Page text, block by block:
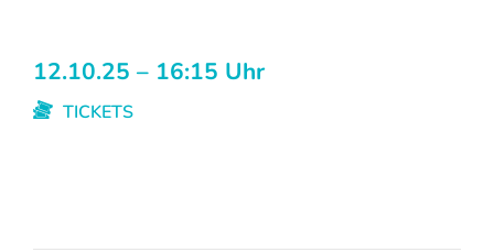
12.10.25 – 16:15 Uhr
TICKETS